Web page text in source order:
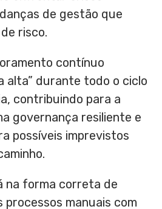
de gestão que
risco.
contínuo
alta” durante todo o ciclo
contribuindo para a
governança resiliente e
possíveis imprevistos
na forma correta de
processos manuais com